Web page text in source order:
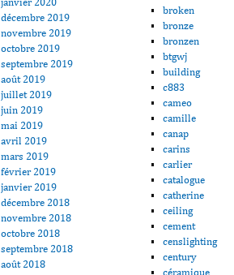
décembre 2019
novembre 2019
octobre 2019
septembre 2019
août 2019
juillet 2019
juin 2019
mai 2019
avril 2019
mars 2019
février 2019
janvier 2019
décembre 2018
novembre 2018
octobre 2018
septembre 2018
août 2018
broken
bronze
bronzen
btgwj
building
c883
cameo
camille
canap
carins
carlier
catalogue
catherine
ceiling
cement
censlighting
century
céramique